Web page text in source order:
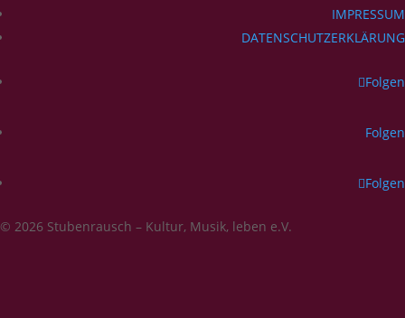
IMPRESSUM
DATENSCHUTZERKLÄRUNG
Folgen
Folgen
Folgen
© 2026 Stubenrausch – Kultur, Musik, leben e.V.